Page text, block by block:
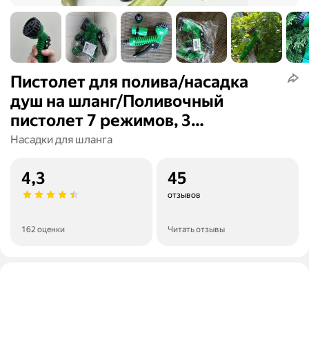
Пистолет для полива/насадка
душ на шланг/Поливочный
пистолет 7 режимов, 3
переходника, зелёный
Насадки для шланга
4,3
162 оценки
45
отзывов
Читать отзывы